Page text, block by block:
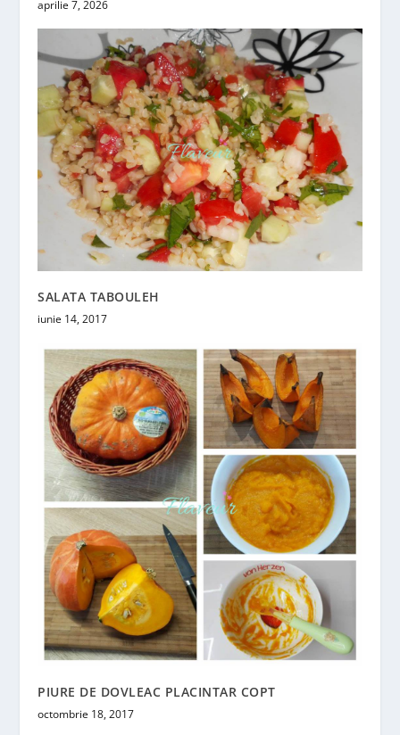
aprilie 7, 2026
SALATA TABOULEH
iunie 14, 2017
PIURE DE DOVLEAC PLACINTAR COPT
octombrie 18, 2017